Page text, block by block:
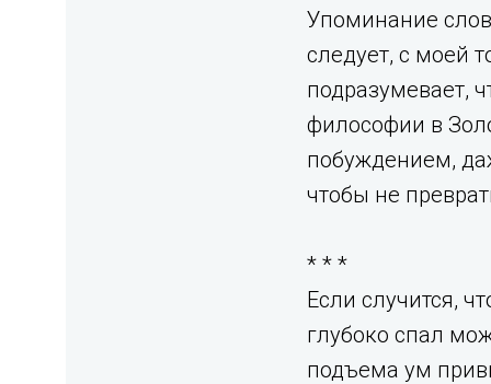
Упоминание
следует, с моей
подразумевает,
философии в
побуждением,
чтобы не
* * *
Если случится,
глубоко спал
подъема ум